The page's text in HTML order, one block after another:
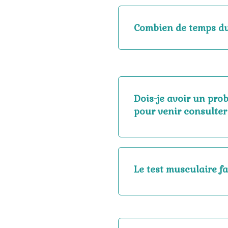
Combien de temps
Dois-je avoir un
pour venir consulter
Le test musculaire